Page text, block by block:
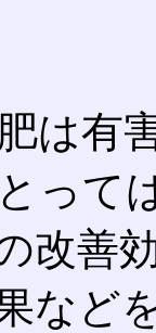
は有
って
改善
など